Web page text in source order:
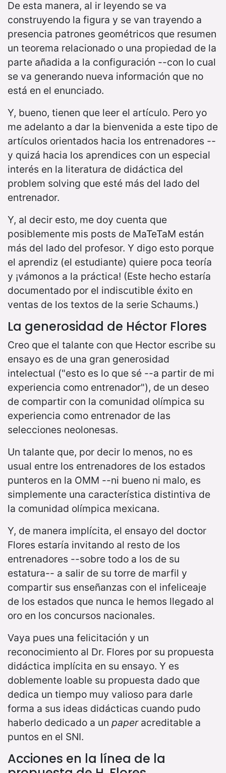
De esta manera, al ir leyendo se va
construyendo la figura y se van trayendo a
presencia patrones geométricos que resumen
un teorema relacionado o una propiedad de la
parte añadida a la configuración --con lo cual
se va generando nueva información que no
está en el enunciado.
Y, bueno, tienen que leer el artículo. Pero yo
me adelanto a dar la bienvenida a este tipo de
artículos orientados hacia los entrenadores --
y quizá hacia los aprendices con un especial
interés en la literatura de didáctica del
problem solving que esté más del lado del
entrenador.
Y, al decir esto, me doy cuenta que
posiblemente mis posts de MaTeTaM están
más del lado del profesor. Y digo esto porque
el aprendiz (el estudiante) quiere poca teoría
y ¡vámonos a la práctica! (Este hecho estaría
documentado por el indiscutible éxito en
ventas de los textos de la serie Schaums.)
La generosidad de Héctor Flores
Creo que el talante con que Hector escribe su
ensayo es de una gran generosidad
intelectual ("esto es lo que sé --a partir de mi
experiencia como entrenador"), de un deseo
de compartir con la comunidad olímpica su
experiencia como entrenador de las
selecciones neolonesas.
Un talante que, por decir lo menos, no es
usual entre los entrenadores de los estados
punteros en la OMM --ni bueno ni malo, es
simplemente una característica distintiva de
la comunidad olímpica mexicana.
Y, de manera implícita, el ensayo del doctor
Flores estaría invitando al resto de los
entrenadores --sobre todo a los de su
estatura-- a salir de su torre de marfil y
compartir sus enseñanzas con el infeliceaje
de los estados que nunca le hemos llegado al
oro en los concursos nacionales.
Vaya pues una felicitación y un
reconocimiento al Dr. Flores por su propuesta
didáctica implícita en su ensayo. Y es
doblemente loable su propuesta dado que
dedica un tiempo muy valioso para darle
forma a sus ideas didácticas cuando pudo
haberlo dedicado a un paperacreditable a
puntos en el SNI.
Acciones en la línea de la